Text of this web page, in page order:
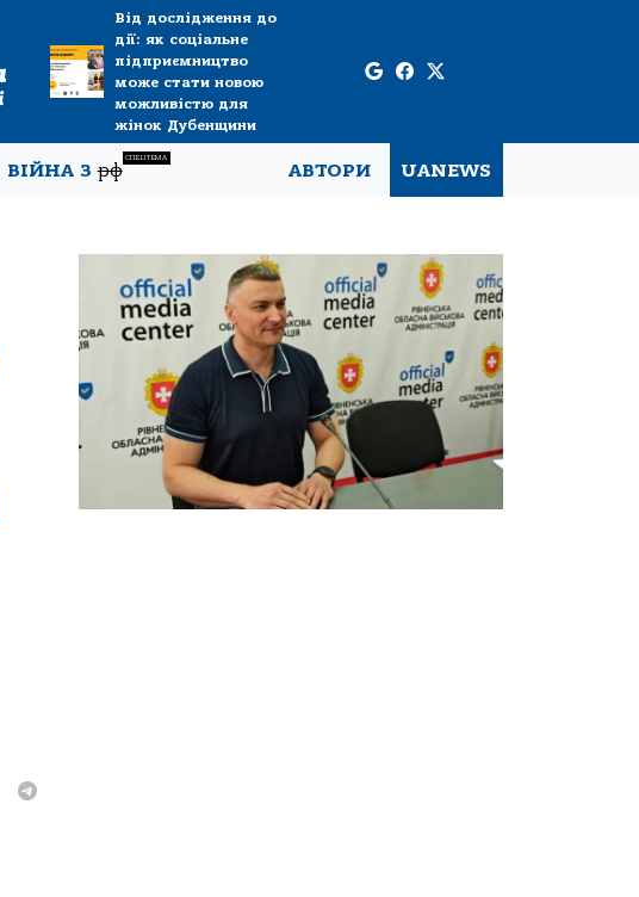
Від дослідження до
дії: як соціальне
підприємництво
може стати новою
можливістю для
жінок Дубенщини
ВІЙНА Зрф
СПЕЦТЕМА
АВТОРИ UANEWS